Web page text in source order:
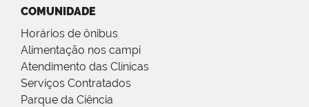
COMUNIDADE
Horários de ônibus
Alimentação nos campi
Atendimento das Clínicas
Serviços Contratados
Parque da Ciência